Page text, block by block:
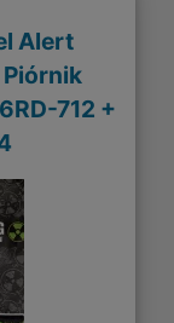
Alert
712 +